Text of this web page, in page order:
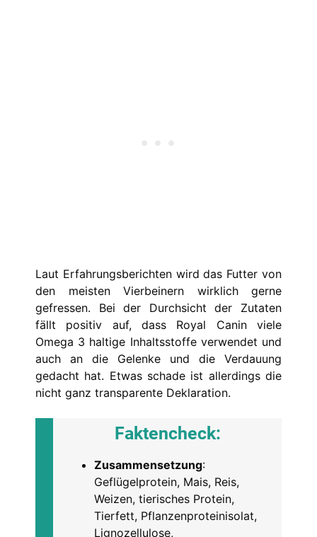
Laut Erfahrungsberichten wird das Futter von
den meisten Vierbeinern wirklich gerne
gefressen. Bei der Durchsicht der Zutaten
fällt positiv auf, dass Royal Canin viele
Omega 3 haltige Inhaltsstoffe verwendet und
auch an die Gelenke und die Verdauung
gedacht hat. Etwas schade ist allerdings die
nicht ganz transparente Deklaration.
Faktencheck:
Zusammensetzung:
Geflügelprotein, Mais, Reis,
Weizen, tierisches Protein,
Tierfett, Pflanzenproteinisolat,
Lignozellulose,